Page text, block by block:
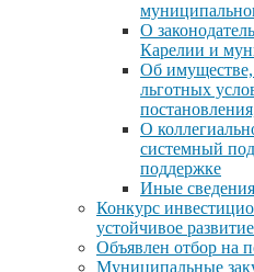
О
Карелии и
Об имуществе,
льготных
О
системный
поддержке
Иные сведения
Конкурс
устойчивое
Объявлен отбор на
Муниципальные